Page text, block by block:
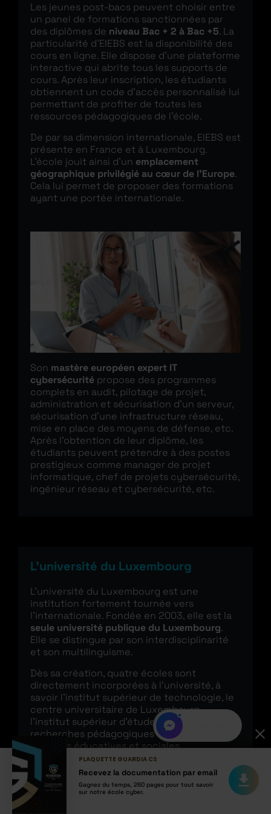
Les jeunes post-bacs peuvent choisir entre
un panel de formations sanctionnées par
des diplômes de niveau Bac + 2 à Bac +5. La
particularité d’EIEBS est la disponibilité des
cours en ligne. Elle dispose d’une plateforme
interactive qui abrite tous les supports de
cours. Après leur inscription, les étudiants
obtiennent un code d’accès personnalisé lui
permettant de profiter de toutes les
ressources pédagogiques de l’école.
De par sa dimension internationale, EIEBS est
présente en France et à Luxembourg.
L’école jouit ainsi d’un emplacement
géographique privilégié au cœur de l’Europe.
Cela lui permet de proposer des formations
ayant une portée internationale.
Son mastère européen expert IT
cybersécurité propose des programmes
complets en audit, pilotage de projet,
administration et sécurisation d’un serveur,
sécurisation d’une infrastructure réseau,
mise en place des moyens de défense, etc.
Après l’obtention de leur diplôme, les
étudiants peuvent prétendre à des postes
prestigieux comme manager de projet
informatique, chef de projets cybersécurité,
ingénieur réseau et cybersécurité, etc.
L’université du Luxembourg
L’université du Luxembourg est une
institution fortement tournée vers
l’internationale. Fondée en 2003, elle est la
seule université publique du Luxembourg.
Elle se distingue par son interdisciplinarité
et son multilinguisme.
Dès sa création, quatre écoles sont
directement incorporées à l’université, à
savoir l’institut supérieur de technologie, le
centre universitaire de Luxembourg,
l’institut supérieur d’études et de
recherches pédagogiques et l’institut
d’études éducatives et sociales.
Elle accueille près de
7 000 étudiants par an
dont 60 % sont étrangers. L’université
emploie près de 2400 employés, les
PLAQUETTE GUARDIA CS
Recevez la documentation par email
Gagnez du temps, 260 pages pour tout savoir
sur notre école cyber.